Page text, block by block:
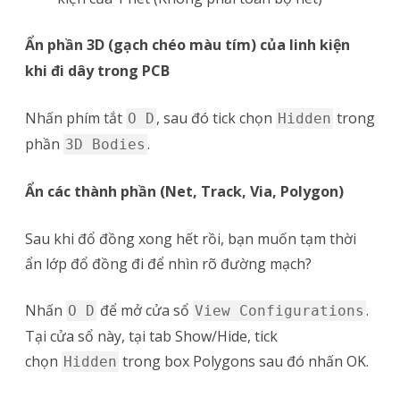
Ẩn phần 3D (gạch chéo màu tím) của linh kiện
khi đi dây trong PCB
Nhấn phím tắt O D , sau đó tick chọn Hidden trong
phần 3D Bodies .
Ẩn các thành phần (Net, Track, Via, Polygon)
Sau khi đổ đồng xong hết rồi, bạn muốn tạm thời
ẩn lớp đổ đồng đi để nhìn rõ đường mạch?
Nhấn O D để mở cửa sổ View Configurations .
Tại cửa sổ này, tại tab Show/Hide, tick
chọn Hidden trong box Polygons sau đó nhấn OK.